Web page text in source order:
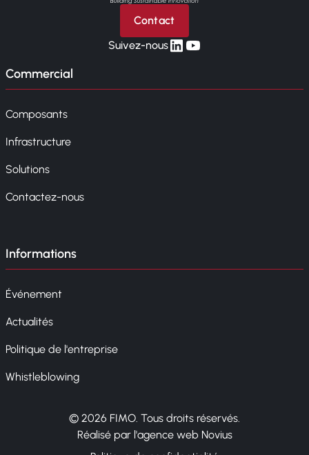
Contact
Suivez-nouslinkedin
yt
Commercial
Composants
Infrastructure
Solutions
Contactez-nous
Informations
Événement
Actualités
Politique de l'entreprise
Whistleblowing
© 2026 FIMO. Tous droits réservés.
Réalisé par l'agence web Novius